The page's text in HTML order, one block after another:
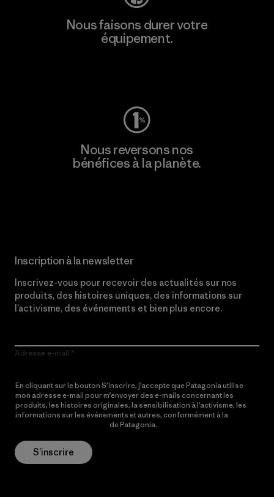
Nous faisons durer votre
équipement.
Nous reversons nos
bénéfices à la planète.
Inscription à la newsletter
Inscrivez-vous pour recevoir des actualités sur nos
produits, des histoires uniques, des informations sur
l’activisme, des événements et bien plus encore.
Adresse e-mail
En cliquant sur le bouton S’inscrire, j’accepte que Patagonia utilise
mon adresse e-mail pour m’envoyer des e-mails concernant les
produits, les histoires originales, la sensibilisation à l’activisme, les
informations sur les événements et autres, conformément à la
de Patagonia.
S’inscrire